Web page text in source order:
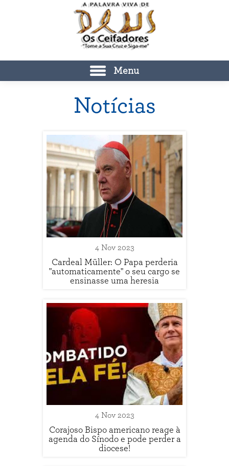
Menu
Notícias
4 Nov 2023
Cardeal Müller: O Papa perderia
"automaticamente" o seu cargo se
ensinasse uma heresia
4 Nov 2023
Corajoso Bispo americano reage à
agenda do Sínodo e pode perder a
diocese!